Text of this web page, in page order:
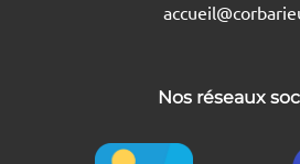
Nos réseaux